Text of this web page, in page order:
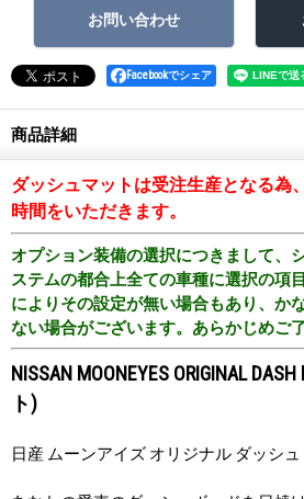
Facebookでシェア
商品詳細
ダッシュマットは受注生産となる為
時間をいただきます。
オプション装備の選択につきまして、
ステムの都合上全ての車種に選択の項
によりその設定が無い場合もあり、か
ない場合がございます。あらかじめご
NISSAN MOONEYES ORIGINAL
ト)
日産 ムーンアイズ オリジナル ダッシュ